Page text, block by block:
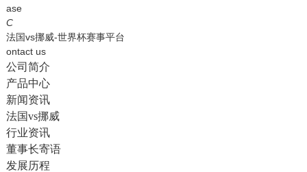
ase
C
法国vs挪威-世界杯赛事平台
ontact us
公司简介
产品中心
新闻资讯
法国vs挪威
行业资讯
董事长寄语
发展历程